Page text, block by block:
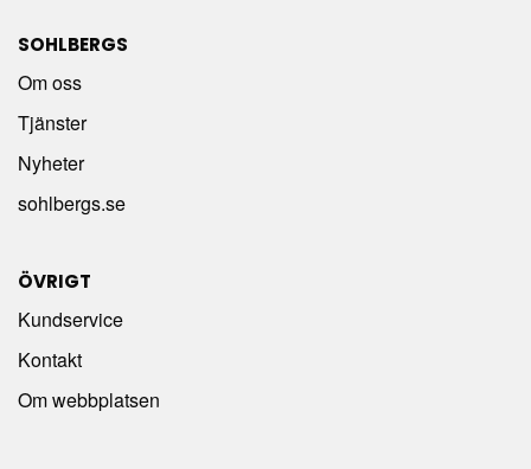
SOHLBERGS
Om oss
Tjänster
Nyheter
sohlbergs.se
ÖVRIGT
Kundservice
Kontakt
Om webbplatsen